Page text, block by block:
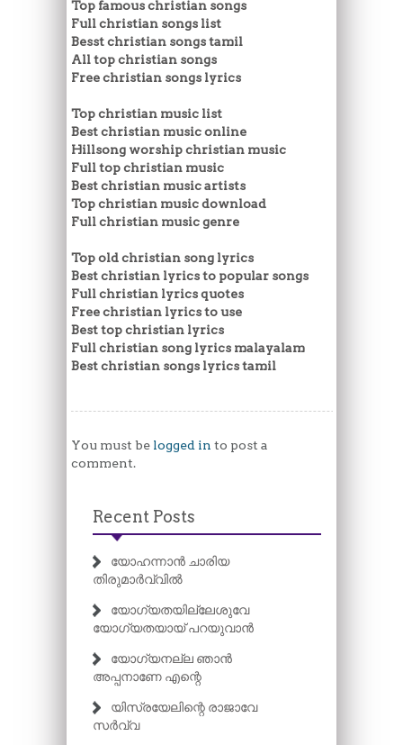
Top famous christian songs
Full christian songs list
Besst christian songs tamil
All top christian songs
Free christian songs lyrics
Top christian music list
Best christian music online
Hillsong worship christian music
Full top christian music
Best christian music artists
Top christian music download
Full christian music genre
Top old christian song lyrics
Best christian lyrics to popular songs
Full christian lyrics quotes
Free christian lyrics to use
Best top christian lyrics
Full christian song lyrics malayalam
Best christian songs lyrics tamil
You must be logged in to post a
comment.
Recent Posts
യോഹന്നാൻ ചാരിയ
തിരുമാർവ്വിൽ
യോഗ്യതയില്ലേശുവേ
യോഗ്യതയായ് പറയുവാൻ
യോഗ്യനല്ല ഞാൻ
അപ്പനാണേ എന്റെ
യിസ്രയേലിന്റെ രാജാവേ
സർവ്വ